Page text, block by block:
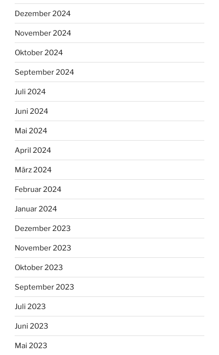
Dezember 2024
November 2024
Oktober 2024
September 2024
Juli 2024
Juni 2024
Mai 2024
April 2024
März 2024
Februar 2024
Januar 2024
Dezember 2023
November 2023
Oktober 2023
September 2023
Juli 2023
Juni 2023
Mai 2023